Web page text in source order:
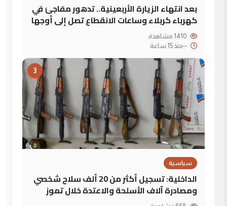
بعد انتهاء الزيارة الأربعينية.. تدهور مفاجئ في
كهرباء كربلاء وساعات الانقطاع تصل إلى أوجها
--منذ 15 ساعة
3
سياسية
الداخلية: تسجيل أكثر من 20 ألف سلاح شخصي
ومصادرة آلاف الأسلحة والاعتدة خلال تموز